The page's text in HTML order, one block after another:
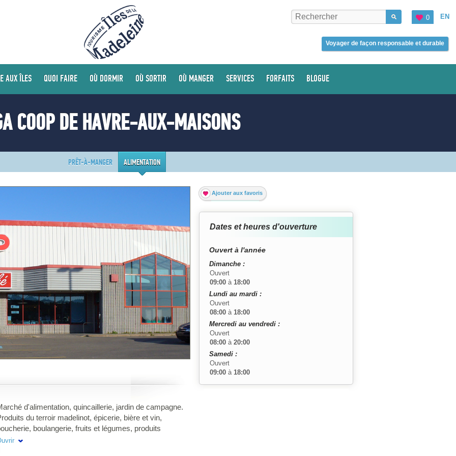
EN
0
Voyager de façon responsable et durable
AUX ÎLES QUOI FAIRE OÙ DORMIR OÙ SORTIR OÙ MANGER SERVICES FORFAITS BLOGUE
COOP DE HAVRE-AUX-MAISONS
PRÊT-À-MANGER ALIMENTATION
d'alimentation, quincaillerie, jardin de campagne.
du terroir madelinot, épicerie, bière et vin,
boulangerie, fruits et légumes, produits
et sans gluten, mets cuisinés, quincaillerie.
Ajouter aux favoris
Dates et heures d'ouverture
Ouvert à l'année
Dimanche :
Ouvert
09:00à 18:00
Lundi au mardi :
Ouvert
08:00à 18:00
Mercredi au vendredi :
Ouvert
08:00à 20:00
Samedi :
Ouvert
09:00à 18:00